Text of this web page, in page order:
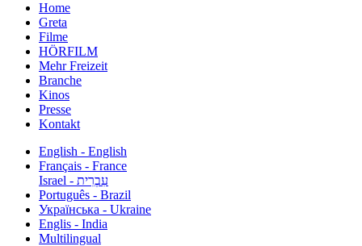
Home
Greta
Filme
HÖRFILM
Mehr Freizeit
Branche
Kinos
Presse
Kontakt
English - English
Français - France
עִבְרִית - Israel
Português - Brazil
Українська - Ukraine
Englis - India
Multilingual